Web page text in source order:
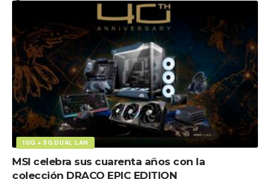
10G + 5G DUAL LAN
MSI celebra sus cuarenta años con la
colección DRACO EPIC EDITION